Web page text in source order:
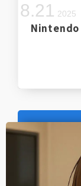
Nintendo
8.21 2025